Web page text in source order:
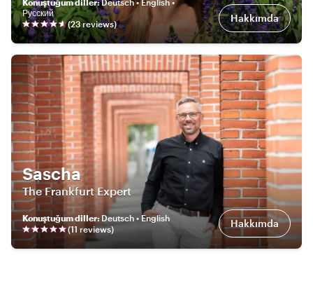
Русский
(23reviews) Hakkımda
Sascha
The Frankfurt Expert
Konuştuğum diller: Deutsch • English
(11reviews) Hakkımda